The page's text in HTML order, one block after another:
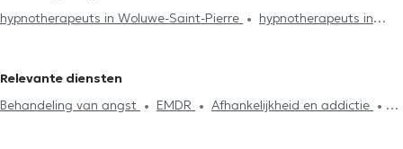
hypnotherapeuts in Woluwe-Saint-Pierre
hypnotherapeuts in
hypnotherapeuts in Schaerbeek
hypnotherapeuts in Sint-Genesius-Rode
hypnotherapeuts in La
Relevante diensten
Behandeling van angst
EMDR
Afhankelijkheid en addictie